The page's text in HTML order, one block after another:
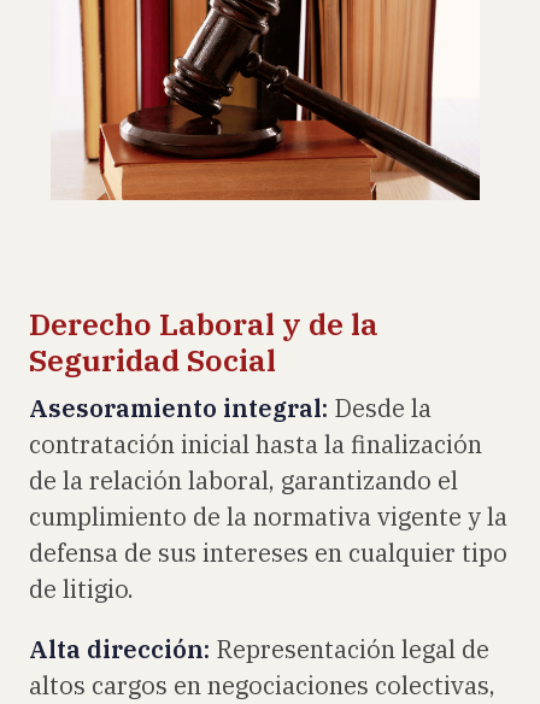
Derecho Laboral y de la
Seguridad Social
Asesoramiento integral: Desde la
contratación inicial hasta la finalización
de la relación laboral, garantizando el
cumplimiento de la normativa vigente y la
defensa de sus intereses en cualquier tipo
de litigio.
Alta dirección: Representación legal de
altos cargos en negociaciones colectivas,